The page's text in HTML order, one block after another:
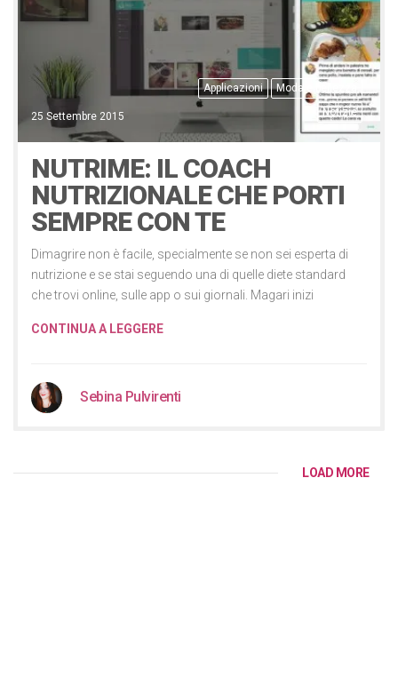
Applicazioni
Moda e bellezza
Notizie
25 Settembre 2015
NUTRIME: IL COACH
NUTRIZIONALE CHE PORTI
SEMPRE CON TE
Dimagrire non è facile, specialmente se non sei esperta di
nutrizione e se stai seguendo una di quelle diete standard
che trovi online, sulle app o sui giornali. Magari inizi
CONTINUA A LEGGERE
Sebina Pulvirenti
LOAD MORE